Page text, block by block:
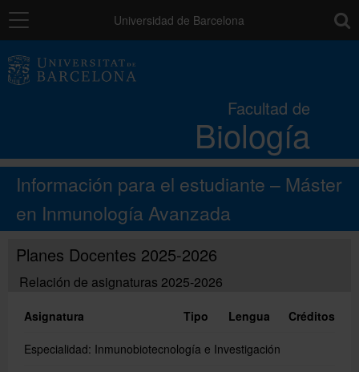
Navegación Universidad de Barcelona
Facultad de
Biología
Estudios
Investigación e innovación
Recursos para el alumnado
Directorio
Información para el estudiante – Máster
en Inmunología Avanzada
Planes Docentes 2025-2026
Relación de asignaturas 2025-2026
Asignatura Tipo Lengua Créditos
Especialidad: Inmunobiotecnología e Investigación